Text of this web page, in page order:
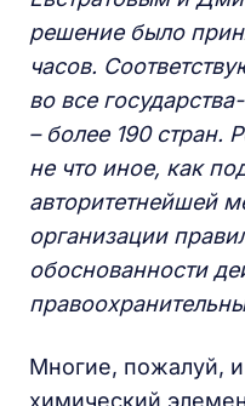
решение было
часов.
во все
– более 190 стран.
не что иное, как
авторитетнейшей
организации
обоснованности
Многие, пожалуй,
химический